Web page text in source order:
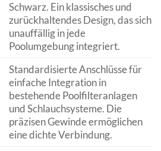
Schwarz. Ein klassisches und
zurückhaltendes Design, das sich
unauffällig in jede
Poolumgebung integriert.
Standardisierte Anschlüsse für
einfache Integration in
bestehende Poolfilteranlagen
und Schlauchsysteme. Die
präzisen Gewinde ermöglichen
eine dichte Verbindung.